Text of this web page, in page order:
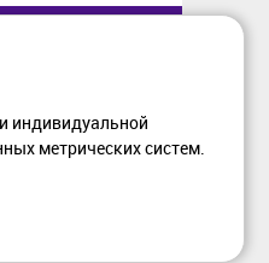
web@setium.ru
Санк-Петербург,
индивидуальной
метрических систем.